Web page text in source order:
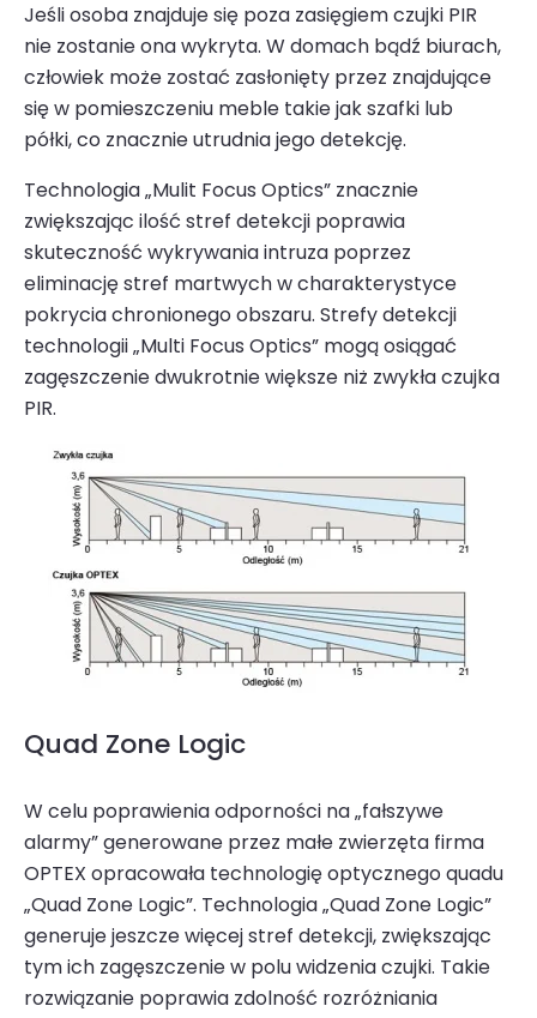
Jeśli osoba znajduje się poza zasięgiem czujki PIR
nie zostanie ona wykryta. W domach bądź biurach,
człowiek może zostać zasłonięty przez znajdujące
się w pomiesz­czeniu meble takie jak szafki lub
półki, co znacznie utrudnia jego detekcję.
Technologia „Mulit Focus Optics” znacznie
zwiększając ilość stref detekcji poprawia
skuteczność wykrywania intruza poprzez
eliminację stref martwych w charaktery­styce
pokrycia chronionego obszaru. Strefy detekcji
technologii „Multi Focus Optics” mogą osiągać
zagęsz­czenie dwukrotnie większe niż zwykła czujka
PIR.
Quad Zone Logic
W celu poprawienia odporności na „fałszywe
alarmy” generowane przez małe zwierzęta firma
OPTEX opraco­wała technologię optycznego quadu
„Quad Zone Logic”. Technologia „Quad Zone Logic”
generuje jeszcze więcej stref detekcji, zwiększając
tym ich zagęszczenie w polu widzenia czujki. Takie
rozwiązanie poprawia zdolność rozróżniania